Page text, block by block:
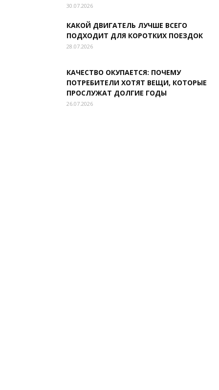
30.07.2026
КАКОЙ ДВИГАТЕЛЬ ЛУЧШЕ ВСЕГО
ПОДХОДИТ ДЛЯ КОРОТКИХ ПОЕЗДОК
28.07.2026
КАЧЕСТВО ОКУПАЕТСЯ: ПОЧЕМУ
ПОТРЕБИТЕЛИ ХОТЯТ ВЕЩИ, КОТОРЫЕ
ПРОСЛУЖАТ ДОЛГИЕ ГОДЫ
26.07.2026